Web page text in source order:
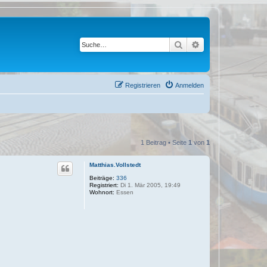
Suche Erweiterte Suche
Anmelden
Registrieren
1 Beitrag • Seite 1von 1
Matthias.Vollstedt
Beiträge: 336
Registriert: Di 1. Mär 2005, 19:49
Wohnort: Essen